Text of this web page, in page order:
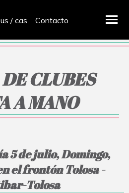
/ cas Contacto
CLUBES
A MANO
5 de julio, Domingo,
el frontón Tolosa -
Tolosa